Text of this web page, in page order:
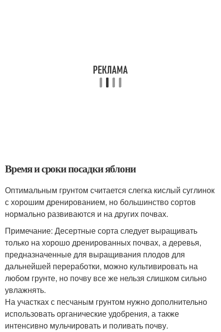
Время и сроки посадки яблони
Оптимальным грунтом считается слегка кислый суглинок
с хорошим дренированием, но большинство сортов
нормально развиваются и на других почвах.
Примечание: Десертные сорта следует выращивать
только на хорошо дренированных почвах, а деревья,
предназначенные для выращивания плодов для
дальнейшей переработки, можно культивировать на
любом грунте, но почву все же нельзя слишком сильно
увлажнять.
На участках с песчаным грунтом нужно дополнительно
использовать органические удобрения, а также
интенсивно мульчировать и поливать почву.